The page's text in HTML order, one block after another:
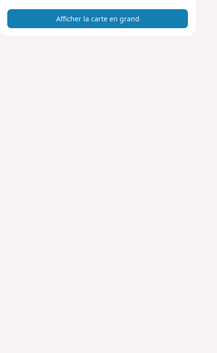
r
t
e
Afficher la carte en grand